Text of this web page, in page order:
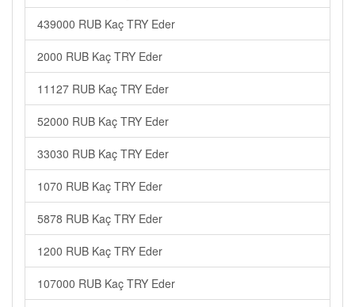
439000 RUB Kaç TRY Eder
2000 RUB Kaç TRY Eder
11127 RUB Kaç TRY Eder
52000 RUB Kaç TRY Eder
33030 RUB Kaç TRY Eder
1070 RUB Kaç TRY Eder
5878 RUB Kaç TRY Eder
1200 RUB Kaç TRY Eder
107000 RUB Kaç TRY Eder